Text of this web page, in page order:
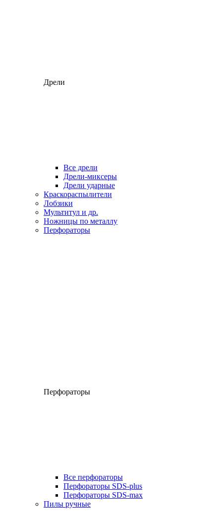
Дрели
Все дрели
Дрели-миксеры
Дрели ударные
Краскораспылители
Лобзики
Мультитул и др.
Ножницы по металлу
Перфораторы
Перфораторы
Все перфораторы
Перфораторы SDS-plus
Перфораторы SDS-max
Пилы ручные